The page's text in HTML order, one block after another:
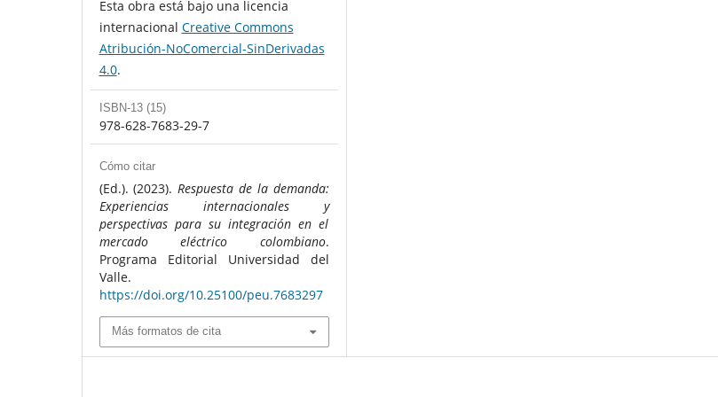
Esta obra está bajo una licencia
internacional Creative Commons
Atribución-NoComercial-SinDerivadas
4.0.
ISBN-13 (15)
978-628-7683-29-7
Cómo citar
(Ed.). (2023).Respuesta de la demanda:
Experiencias internacionales y
perspectivas para su integración en el
mercado eléctrico colombiano.
Programa Editorial Universidad del
Valle.
https://doi.org/10.25100/peu.7683297
Más formatos de cita